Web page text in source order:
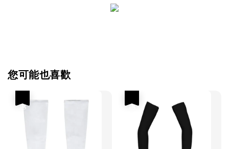
您可能也喜歡